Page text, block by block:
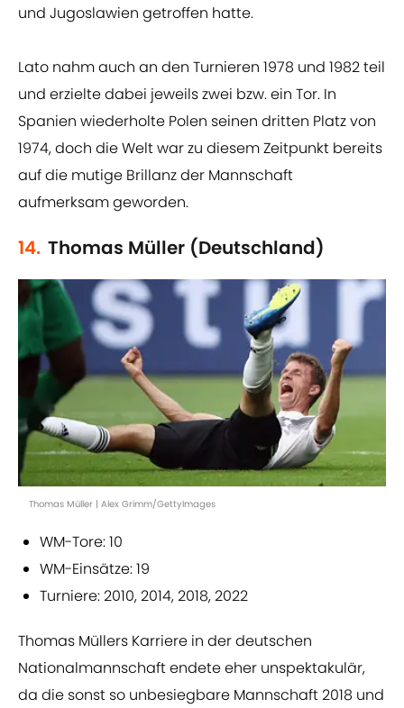
und Jugoslawien getroffen hatte.
Lato nahm auch an den Turnieren 1978 und 1982 teil
und erzielte dabei jeweils zwei bzw. ein Tor. In
Spanien wiederholte Polen seinen dritten Platz von
1974, doch die Welt war zu diesem Zeitpunkt bereits
auf die mutige Brillanz der Mannschaft
aufmerksam geworden.
14. Thomas Müller (Deutschland)
Thomas Müller | Alex Grimm/GettyImages
WM-Tore: 10
WM-Einsätze: 19
Turniere: 2010, 2014, 2018, 2022
Thomas Müllers Karriere in der deutschen
Nationalmannschaft endete eher unspektakulär,
da die sonst so unbesiegbare Mannschaft 2018 und